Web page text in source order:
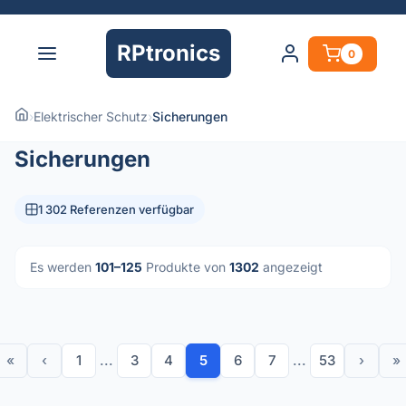
RPtronics 0
›Elektrischer Schutz›Sicherungen
Sicherungen
1 302 Referenzen verfügbar
Es werden 101–125 Produkte von 1302 angezeigt
« ‹ 1 ... 3 4 5 6 7 ... 53 › »